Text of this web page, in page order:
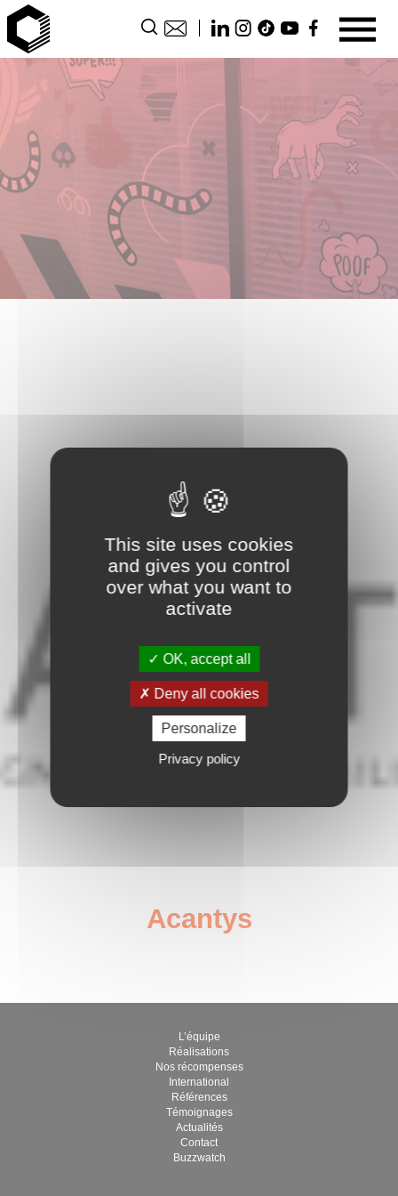
Acantys
L’équipe
Réalisations
Nos récompenses
International
Références
Témoignages
Actualités
Contact
Buzzwatch
This site uses cookies
and gives you control
over what you want to
activate
OK, accept all
Deny all cookies
Personalize
Privacy policy